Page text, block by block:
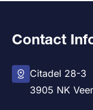
Contact
Citadel 28-3
3905 NK